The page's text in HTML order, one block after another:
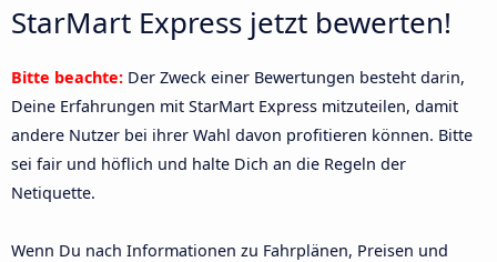
StarMart Express jetzt bewerten!
Bitte beachte: Der Zweck einer Bewertungen besteht darin,
Deine Erfahrungen mit StarMart Express mitzuteilen, damit
andere Nutzer bei ihrer Wahl davon profitieren können. Bitte
sei fair und höflich und halte Dich an die Regeln der
Netiquette.
Wenn Du nach Informationen zu Fahrplänen, Preisen und